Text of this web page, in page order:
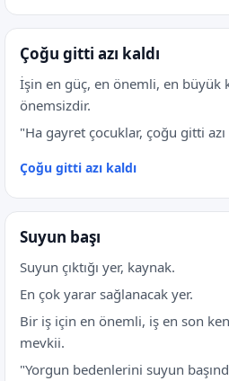
Çoğu gitti azı kaldı
İşin en güç, en önemli, en büyük
önemsizdir.
"Ha gayret çocuklar, çoğu gitti azı
Çoğu gitti azı kaldı
Suyun başı
Suyun çıktığı yer, kaynak.
En çok yarar sağlanacak yer.
Bir iş için en önemli, iş en son
mevkii.
"Yorgun bedenlerini suyun